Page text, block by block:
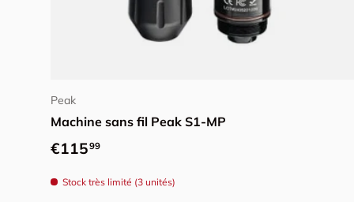
Peak
Machine sans fil Peak S1-MP
Prix habituel
€11599
Stock très limité (3 unités)